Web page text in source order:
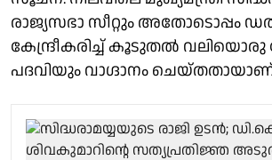
രാജ്യസഭാ സീറ്റും അതോടൊപ്പം
കേന്ദ്രീകരിച്ച് കൂടുതല്‍ വലിയൊരു
പദവിയും വാഗ്ദാനം ചെയ്തതായാണ്